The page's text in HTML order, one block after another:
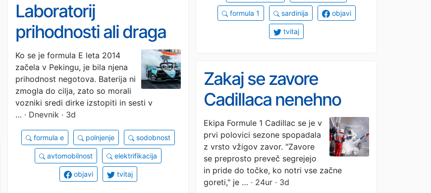
formula 1 sardinija objavi
tvitaj
Laboratorij
prihodnosti ali draga
izložba?
Ko se je formula E leta 2014
začela v Pekingu, je bila njena
prihodnost negotova. Baterija ni
zmogla do cilja, zato so morali
vozniki sredi dirke izstopiti in sesti v
… · Dnevnik · 3d
formula e polnjenje sodobnost
avtomobilnost elektrifikacija
objavi tvitaj
Zakaj se zavore
Cadillaca nenehno
vžigajo?
Ekipa Formule 1 Cadillac se je v
prvi polovici sezone spopadala
z vrsto vžigov zavor. "Zavore
se preprosto preveč segrejejo
in pride do točke, ko notri vse začne
goreti," je … · 24ur · 3d